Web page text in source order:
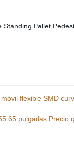
flexible SMD
65 pulgadas